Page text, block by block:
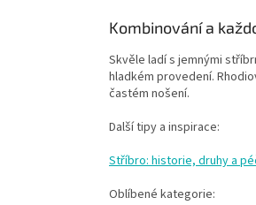
Kombinování a
Skvěle ladí s jemnými
hladkém provedení.
častém nošení.
Další tipy a inspirace:
Stříbro: historie, druhy a
Oblíbené kategorie: